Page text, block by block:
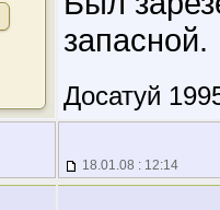
запасной.
Досатуй
18.01.08 : 12:14